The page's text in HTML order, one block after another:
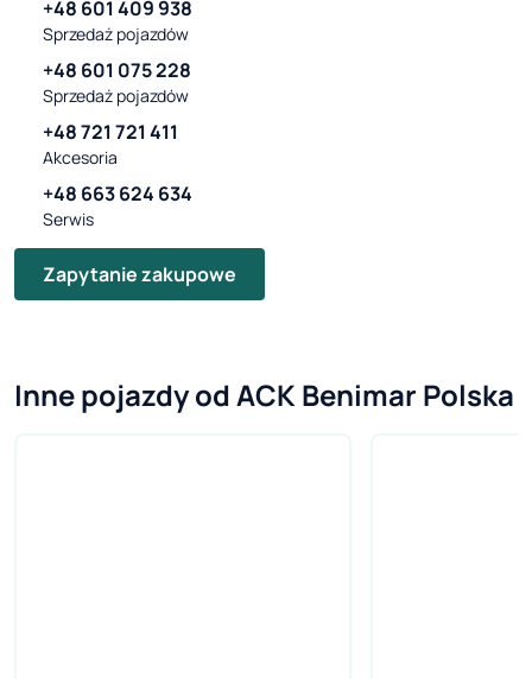
+48 601 409 938
Sprzedaż pojazdów
+48 601 075 228
Sprzedaż pojazdów
+48 721 721 411
Akcesoria
+48 663 624 634
Serwis
Zapytanie zakupowe
Inne pojazdy od ACK Benimar Polska